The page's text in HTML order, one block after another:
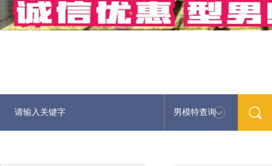
男模特查询最新男模娱乐资